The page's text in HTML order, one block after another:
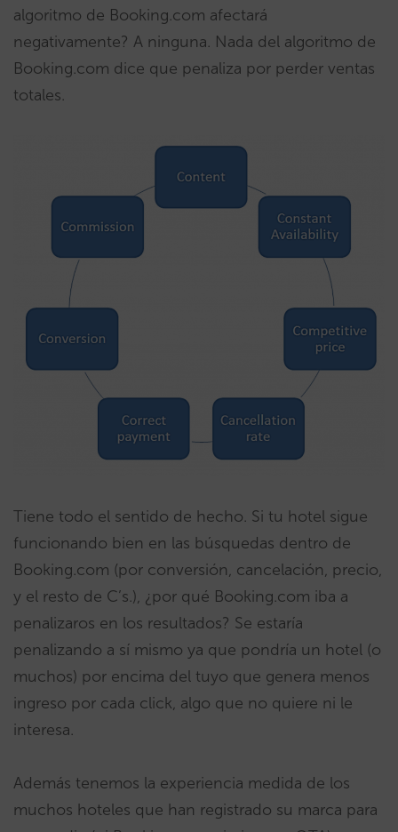
algoritmo de Booking.com afectará
negativamente? A ninguna. Nada del algoritmo de
Booking.com dice que penaliza por perder ventas
totales.
Tiene todo el sentido de hecho. Si tu hotel sigue
funcionando bien en las búsquedas dentro de
Booking.com (por conversión, cancelación, precio,
y el resto de C’s.), ¿por qué Booking.com iba a
penalizaros en los resultados? Se estaría
penalizando a sí mismo ya que pondría un hotel (o
muchos) por encima del tuyo que genera menos
ingreso por cada click, algo que no quiere ni le
interesa.
Además tenemos la experiencia medida de los
muchos hoteles que han registrado su marca para